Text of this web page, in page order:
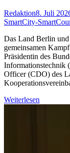
Redaktion8. Juli
SmartCity-
Das Land Berlin
gemeinsamen
Präsidentin des
Informationstechnik
Officer (CDO) des
Weiterlesen